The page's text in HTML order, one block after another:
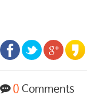
0 Comments